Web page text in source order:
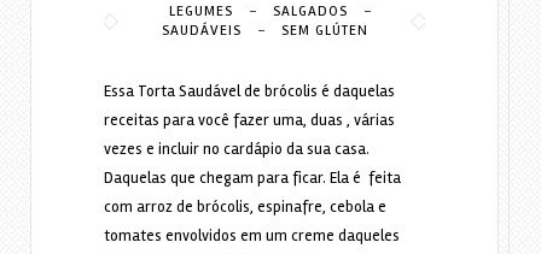
LEGUMES - SALGADOS -
SAUDÁVEIS - SEM GLÚTEN
Essa Torta Saudável de brócolis é daquelas
receitas para você fazer uma, duas , várias
vezes e incluir no cardápio da sua casa.
Daquelas que chegam para ficar. Ela é feita
com arroz de brócolis, espinafre, cebola e
tomates envolvidos em um creme daqueles